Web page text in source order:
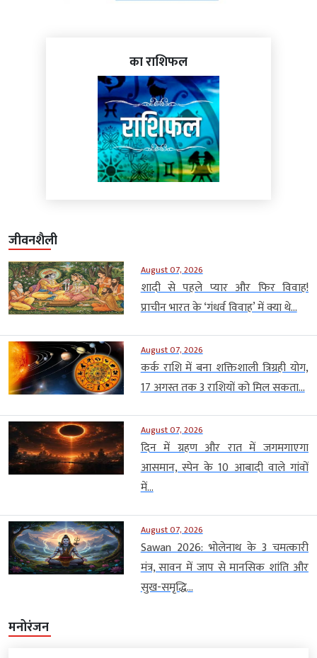
का राशिफल
जीवनशैली
August 07, 2026
शादी से पहले प्यार और फिर विवाह!
प्राचीन भारत के ‘गंधर्व विवाह’ में क्या थे...
August 07, 2026
कर्क राशि में बना शक्तिशाली त्रिग्रही योग,
17 अगस्त तक 3 राशियों को मिल सकता...
August 07, 2026
दिन में ग्रहण और रात में जगमगाएगा
आसमान, स्पेन के 10 आबादी वाले गांवों
में...
August 07, 2026
Sawan 2026: भोलेनाथ के 3 चमत्कारी
मंत्र, सावन में जाप से मानसिक शांति और
सुख-समृद्धि...
मनोरंजन